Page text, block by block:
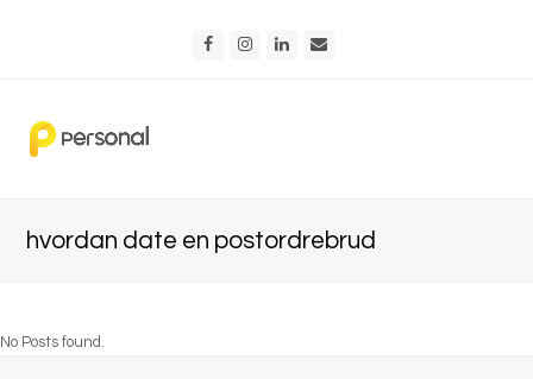
FacebookInstagram
LinkedIn
hvordan date en postordrebrud
No Posts found.